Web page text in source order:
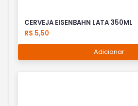
CERVEJA EISENBAHN LATA 350ML
R$ 5,50
Adicionar